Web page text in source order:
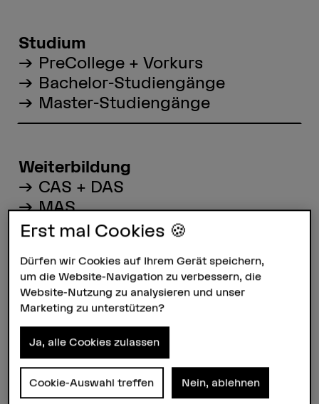
Studium
PreCollege + Vorkurs
Bachelor-Studiengänge
Master-Studiengänge
Weiterbildung
CAS + DAS
MAS
Über die Weiterbildung
Forschung + Dienstleistungen
Forschung
Dienstleistungen
Angebot für Schulen
Erst mal Cookies 🍪
Dürfen wir Cookies auf Ihrem Gerät speichern,
um die Website-Navigation zu verbessern, die
Website-Nutzung zu analysieren und unser
Marketing zu unterstützen?
Ja, alle Cookies zulassen
Cookie-Auswahl treffen Nein, ablehnen